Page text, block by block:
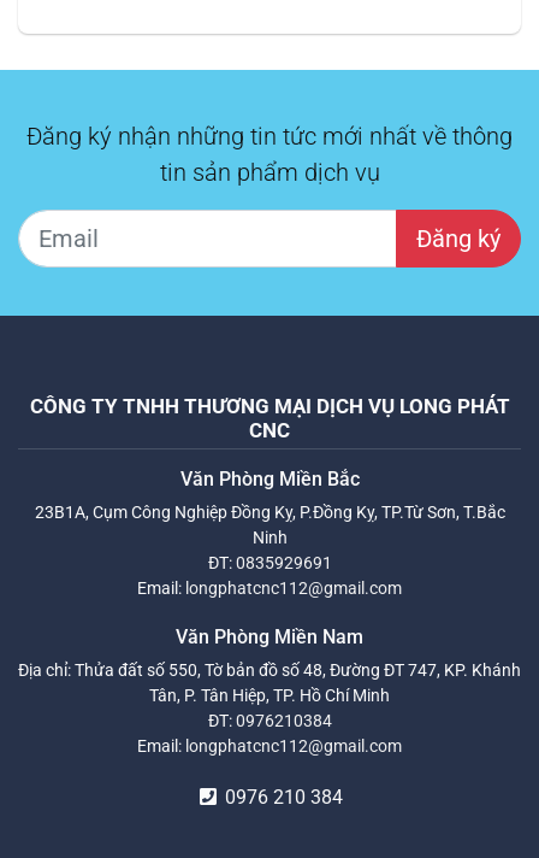
thống băng tải tự động, giúp tối ưu hóa quy trình ép phôi gỗ,
Đăng ký nhận những tin tức mới nhất về thông
tin sản phẩm dịch vụ
Đăng ký
CÔNG TY TNHH THƯƠNG MẠI DỊCH VỤ LONG PHÁT
CNC
Văn Phòng Miền Bắc
23B1A, Cụm Công Nghiệp Đồng Kỵ, P.Đồng Kỵ, TP.Từ Sơn, T.Bắc
Ninh
ĐT:0835929691
Email: longphatcnc112@gmail.com
Văn Phòng Miền Nam
Địa chỉ: Thửa đất số 550, Tờ bản đồ số 48, Đường ĐT 747, KP. Khánh
Tân, P. Tân Hiệp, TP. Hồ Chí Minh
ĐT:0976210384
Email: longphatcnc112@gmail.com
0976 210 384